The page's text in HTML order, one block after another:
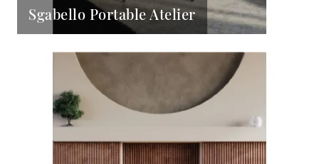
Sgabello Portable Atelier